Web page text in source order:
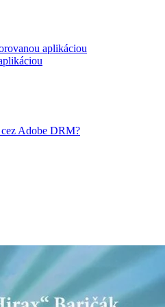
aplikáciou
Adobe DRM?